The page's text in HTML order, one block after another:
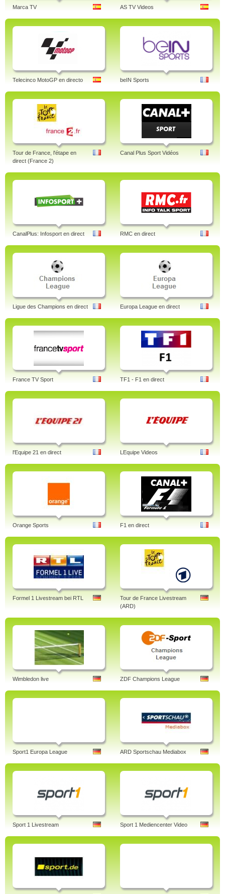
Marca TV AS TV Videos
Telecinco MotoGP en directo beIN Sports
Tour de France, l'étape en
direct (France 2)
Canal Plus Sport Vidéos
CanalPlus: Infosport en direct RMC en direct
Ligue des Champions en direct Europa League en direct
France TV Sport TF1 - F1 en direct
l'Equipe 21 en direct LEquipe Videos
Orange Sports F1 en direct
Formel 1 Livestream bei RTL
Tour de France Livestream
(ARD)
Wimbledon live ZDF Champions League
Sport1 Europa League ARD Sportschau Mediabox
Sport 1 Livestream Sport 1 Mediencenter Video